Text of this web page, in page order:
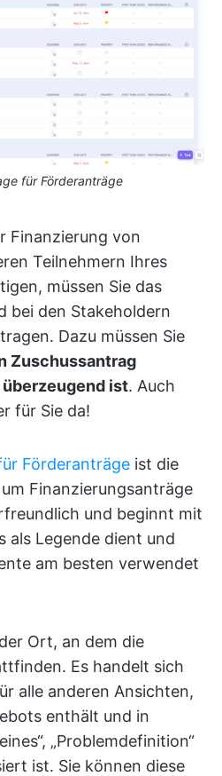
für Förderanträge
Finanzierung von
Teilnehmern Ihres
müssen Sie das
bei den Stakeholdern
Dazu müssen Sie
Zuschussantrag
ist. Auch
für Sie da!
Förderanträge ist die
Finanzierungsanträge
und beginnt mit
als Legende dient und
am besten verwendet
Ort, an dem die
Es handelt sich
alle anderen Ansichten,
enthält und in
„Problemdefinition“
ist. Sie können diese